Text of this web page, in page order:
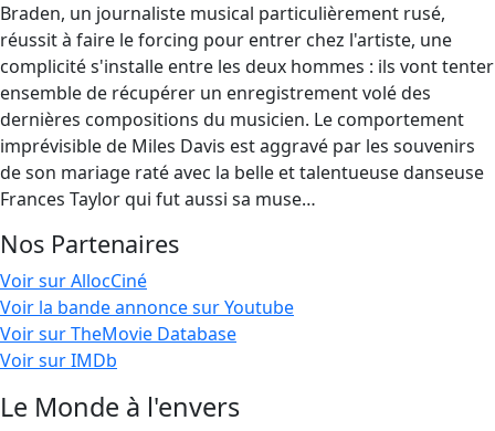
Braden, un journaliste musical particulièrement rusé,
réussit à faire le forcing pour entrer chez l'artiste, une
complicité s'installe entre les deux hommes : ils vont tenter
ensemble de récupérer un enregistrement volé des
dernières compositions du musicien. Le comportement
imprévisible de Miles Davis est aggravé par les souvenirs
de son mariage raté avec la belle et talentueuse danseuse
Frances Taylor qui fut aussi sa muse…
Nos Partenaires
Voir sur AllocCiné
Voir la bande annonce sur Youtube
Voir sur TheMovie Database
Voir sur IMDb
Le Monde à l'envers